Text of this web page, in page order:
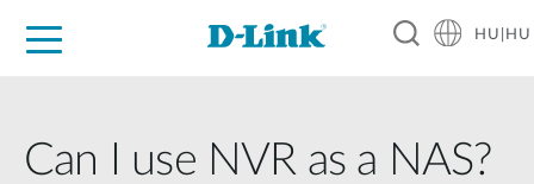
HU|HU
Can I use NVR as a NAS?